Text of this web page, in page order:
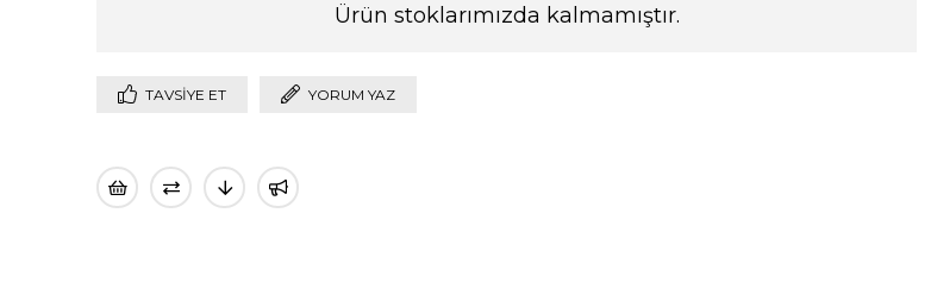
Ürün stoklarımızda kalmamıştır.
TAVSIYE ET YORUM YAZ